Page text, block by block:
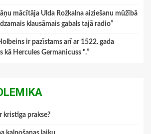
mācītāja Ulda Rožkalna aiziešanu mūžībā
klausāmais gabals tajā radio”
ir pazīstams arī ar 1522. gada
kā Hercules Germanicuss ".”
kristīga prakse?